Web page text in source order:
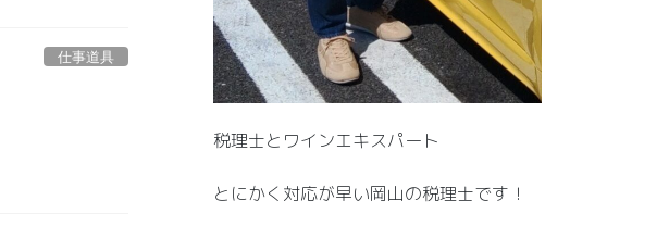
仕事道具
税理士とワインエキスパート
とにかく対応が早い岡山の税理士です！